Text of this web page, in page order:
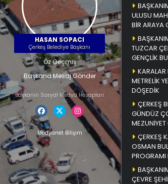
HASAN SOPACI
Çerkeş Belediye Başkanı
Öz Geçmiş
Başkana Mesaj Gönder
Başkanın Sosyal Medya Hesapları
Medyanet Bilişim
ULUSU
BİR ARAYA
TUZCAR
GENÇLİK
KARALAR
METRELİK
DÖŞEDİK
ÇERKEŞ
GÜNDÜZ
ÇERKEŞ
OSMAN
PROGRAMI
ÇEVRE